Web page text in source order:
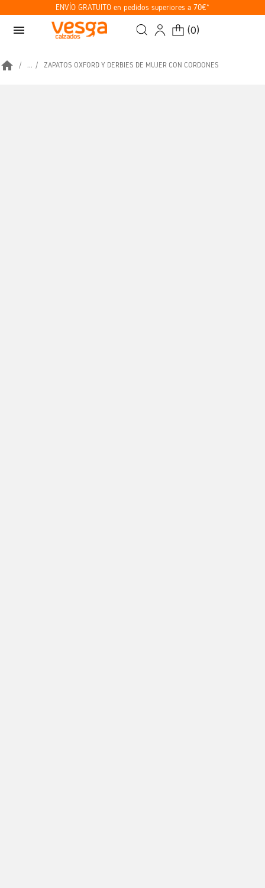
ENVÍO GRATUITO en pedidos superiores a 70€*
menu (0)
home ... ZAPATOS OXFORD Y DERBIES DE MUJER CON CORDONES